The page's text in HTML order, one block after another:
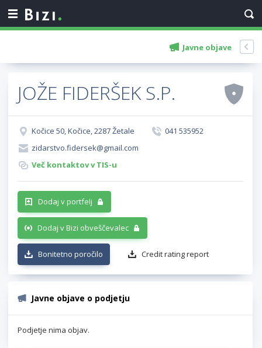
Javne objave
JOŽE FIDERŠEK S.P.
Kočice 50, Kočice, 2287 Žetale
041 535952
zidarstvo.fidersek@gmail.com
Več kontaktov v TIS-u
Dodaj v portfelj
Dodaj v Bizi obveščevalec
Bonitetno poročilo Credit rating report
Javne objave o podjetju
Podjetje nima objav.